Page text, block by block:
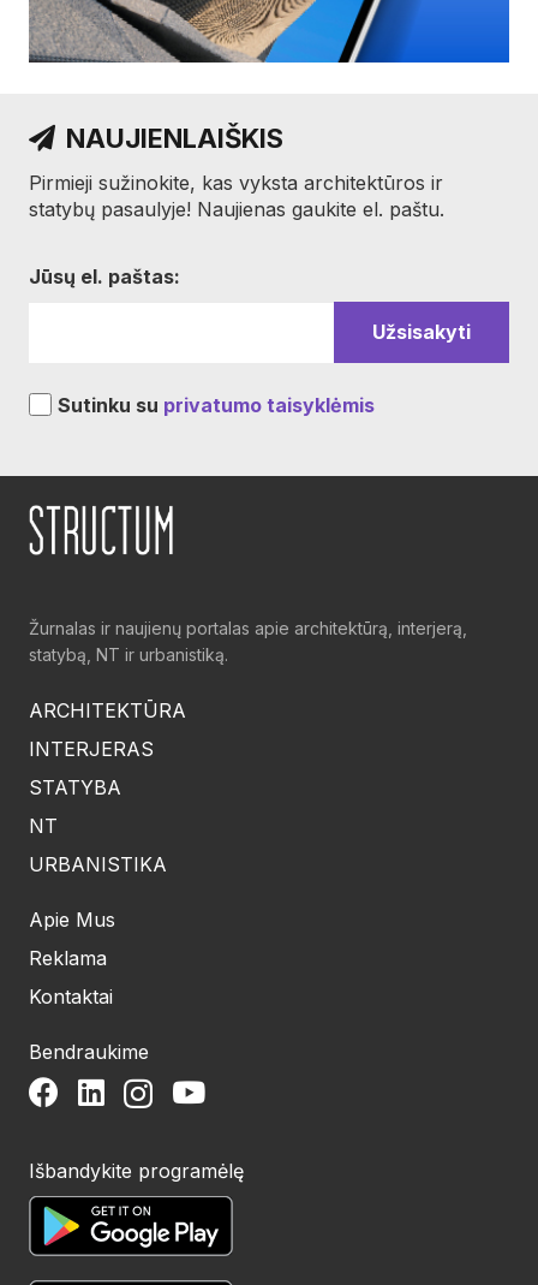
NAUJIENLAIŠKIS
Pirmieji sužinokite, kas vyksta architektūros ir
statybų pasaulyje! Naujienas gaukite el. paštu.
Jūsų el. paštas:
Sutinku su privatumo taisyklėmis
Žurnalas ir naujienų portalas apie architektūrą, interjerą,
statybą, NT ir urbanistiką.
ARCHITEKTŪRA
INTERJERAS
STATYBA
NT
URBANISTIKA
Apie Mus
Reklama
Kontaktai
Bendraukime
Išbandykite programėlę